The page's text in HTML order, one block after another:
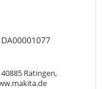
Ratingen,